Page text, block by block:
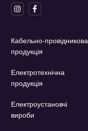
Кабельно-провідникова
продукція
Електротехнічна
продукція
Електроустановчі
вироби